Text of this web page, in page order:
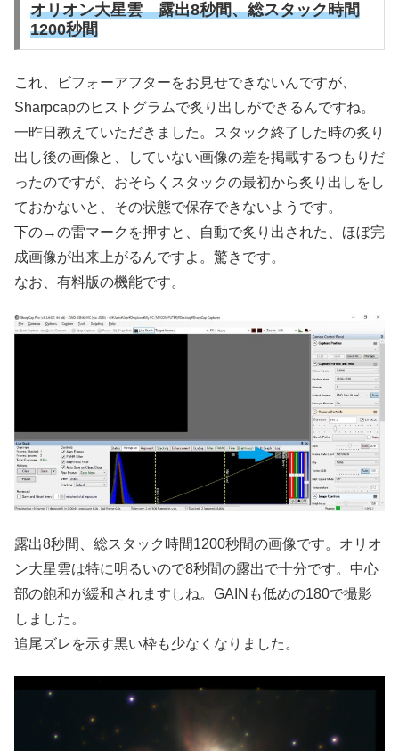
オリオン大星雲 露出8秒間、総スタック時間
1200秒間
これ、ビフォーアフターをお見せできないんですが、
Sharpcapのヒストグラムで炙り出しができるんですね。
一昨日教えていただきました。スタック終了した時の炙り
出し後の画像と、していない画像の差を掲載するつもりだ
ったのですが、おそらくスタックの最初から炙り出しをし
ておかないと、その状態で保存できないようです。
下の→の雷マークを押すと、自動で炙り出された、ほぼ完
成画像が出来上がるんですよ。驚きです。
なお、有料版の機能です。
露出8秒間、総スタック時間1200秒間の画像です。オリオ
ン大星雲は特に明るいので8秒間の露出で十分です。中心
部の飽和が緩和されますしね。GAINも低めの180で撮影
しました。
追尾ズレを示す黒い枠も少なくなりました。